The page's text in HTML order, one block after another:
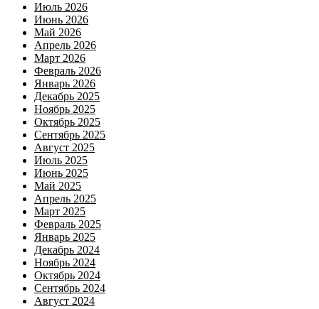
Июль 2026
Июнь 2026
Май 2026
Апрель 2026
Март 2026
Февраль 2026
Январь 2026
Декабрь 2025
Ноябрь 2025
Октябрь 2025
Сентябрь 2025
Август 2025
Июль 2025
Июнь 2025
Май 2025
Апрель 2025
Март 2025
Февраль 2025
Январь 2025
Декабрь 2024
Ноябрь 2024
Октябрь 2024
Сентябрь 2024
Август 2024